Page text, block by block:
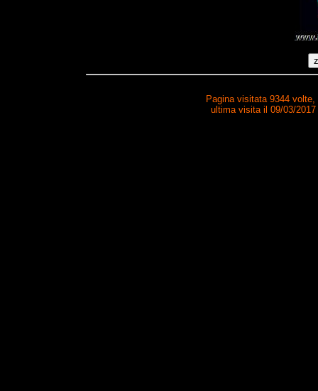
Pagina visitata 9344
ultima visita il 09/03/